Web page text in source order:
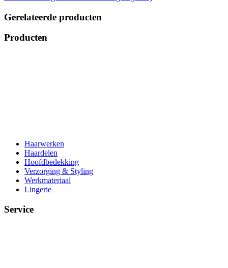
Gerelateerde producten
Producten
Haarwerken
Haardelen
Hoofdbedekking
Verzorging & Styling
Werkmateriaal
Lingerie
Service